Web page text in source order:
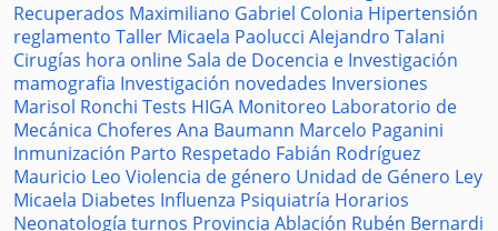
Recuperados Maximiliano Gabriel Colonia Hipertensión
reglamento Taller Micaela Paolucci Alejandro Talani
Cirugías hora onlineSala de Docencia e Investigación
mamografia Investigación novedades Inversiones
Marisol Ronchi Tests HIGA Monitoreo Laboratorio de
Mecánica Choferes Ana Baumann Marcelo Paganini
Inmunización Parto Respetado Fabián Rodríguez
Mauricio Leo Violencia de género Unidad de Género Ley
Micaela Diabetes Influenza Psiquiatría Horarios
Neonatología turnos Provincia Ablación Rubén Bernardi